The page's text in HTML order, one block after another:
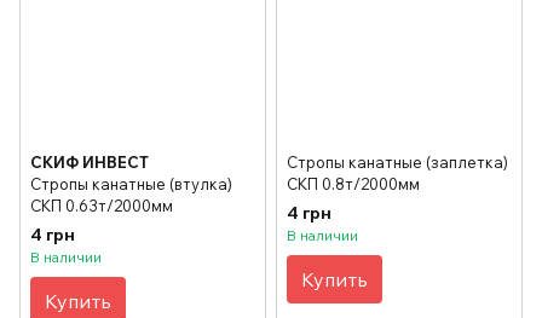
СКИФ ИНВЕСТ
Стропы канатные (втулка)
СКП 0.63т/2000мм
4 грн
В наличии
Купить
Стропы канатные (заплетка)
СКП 0.8т/2000мм
4 грн
В наличии
Купить